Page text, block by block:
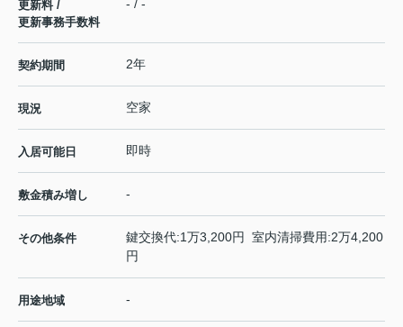
更新料 /
更新事務手数料
- / -
契約期間 2年
現況 空家
入居可能日 即時
敷金積み増し -
その他条件
鍵交換代:1万3,200円 室内清掃費用:2万4,200
円
用途地域 -